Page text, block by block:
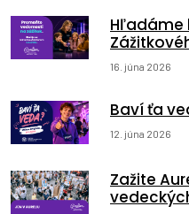
Hľadáme
16. júna 2026
Baví ťa
12. júna 2026
Zažite